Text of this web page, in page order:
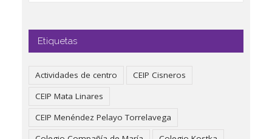
Etiquetas
Actividades de centro
CEIP Cisneros
CEIP Mata Linares
CEIP Menéndez Pelayo Torrelavega